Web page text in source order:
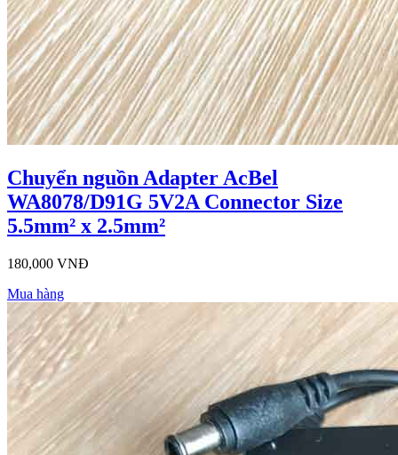
Chuyển nguồn Adapter AcBel
WA8078/D91G 5V2A Connector Size
5.5mm² x 2.5mm²
180,000 VNĐ
Mua hàng